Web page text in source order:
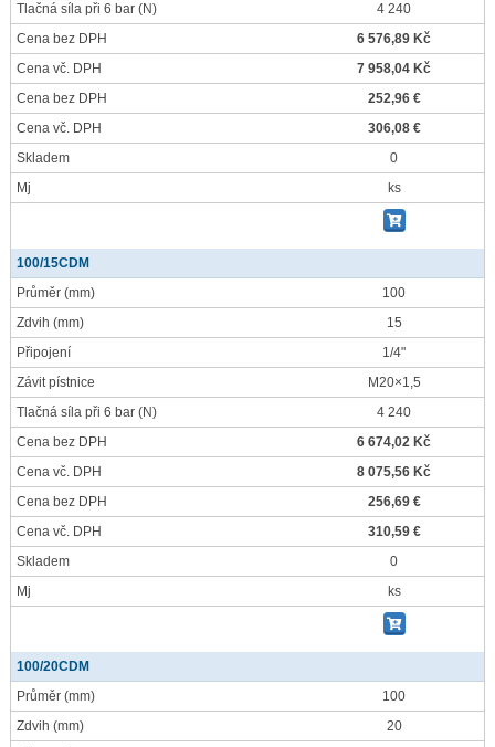
Tlačná síla při 6 bar (N)
4 240
Cena bez DPH
6 576,89 Kč
Cena vč. DPH
7 958,04 Kč
Cena bez DPH
252,96 €
Cena vč. DPH
306,08 €
Skladem
0
Mj
ks
100/15CDM
Průměr (mm)
100
Zdvih (mm)
15
Připojení
1/4"
Závit pístnice
M20×1,5
Tlačná síla při 6 bar (N)
4 240
Cena bez DPH
6 674,02 Kč
Cena vč. DPH
8 075,56 Kč
Cena bez DPH
256,69 €
Cena vč. DPH
310,59 €
Skladem
0
Mj
ks
100/20CDM
Průměr (mm)
100
Zdvih (mm)
20